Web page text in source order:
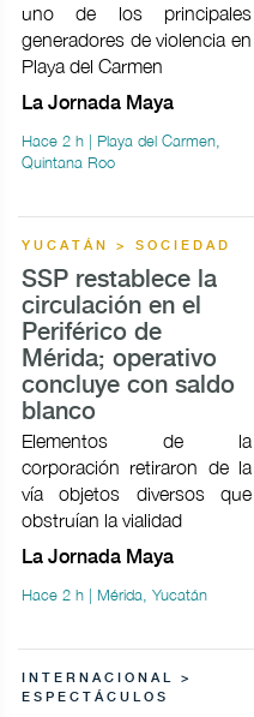
uno de los principales
generadores de violencia en
Playa del Carmen
La Jornada Maya
Hace 2 h | Playa del Carmen,
Quintana Roo
YUCATÁN > SOCIEDAD
SSP restablece la
circulación en el
Periférico de
Mérida; operativo
concluye con saldo
blanco
Elementos de la
corporación retiraron de la
vía objetos diversos que
obstruían la vialidad
La Jornada Maya
Hace 2 h | Mérida, Yucatán
INTERNACIONAL >
ESPECTÁCULOS